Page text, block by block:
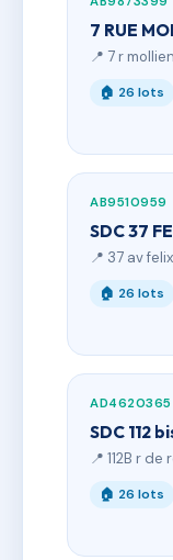
7 RUE
📍 7 r
🏠 26 lots
AB9510959
SDC 37
📍 37 av
🏠 26 lots
AD4620365
SDC 112
📍 112B r
🏠 26 lots